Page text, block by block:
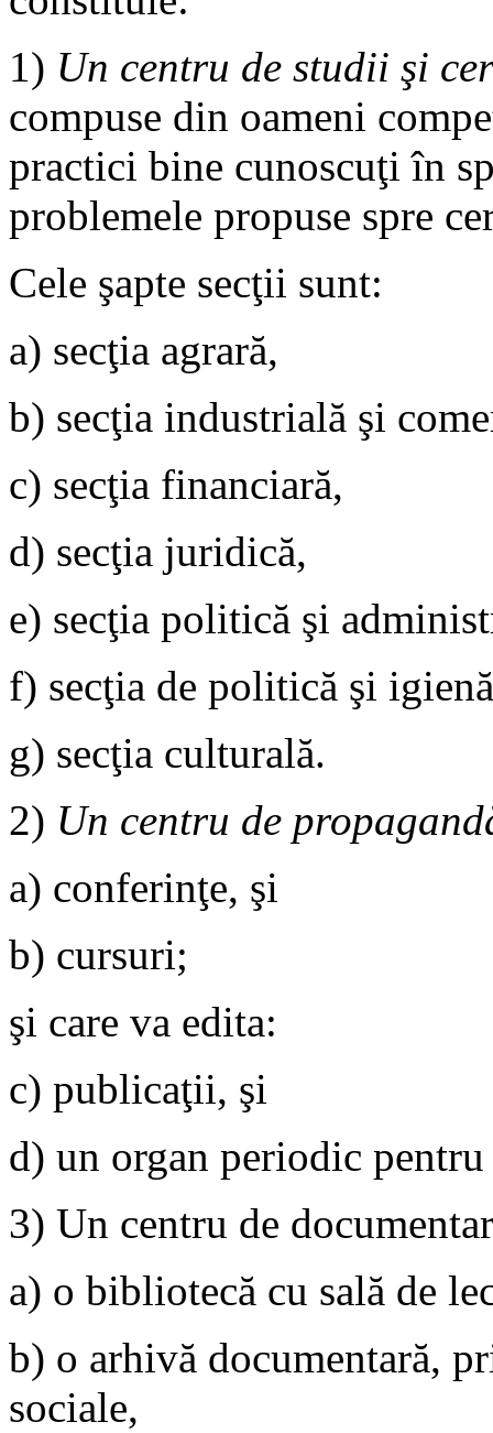
1) Un centru de studii şi
compuse din oameni
practici bine cunoscuţi în
problemele propuse spre
Cele şapte secţii sunt:
a) secţia agrară,
b) secţia industrială şi
c) secţia financiară,
d) secţia juridică,
e) secţia politică şi
f) secţia de politică şi
g) secţia culturală.
2) Un centru de
a) conferinţe, şi
b) cursuri;
şi care va edita:
c) publicaţii, şi
d) un organ periodic
3) Un centru de
a) o bibliotecă cu sală de
b) o arhivă documentară,
sociale,